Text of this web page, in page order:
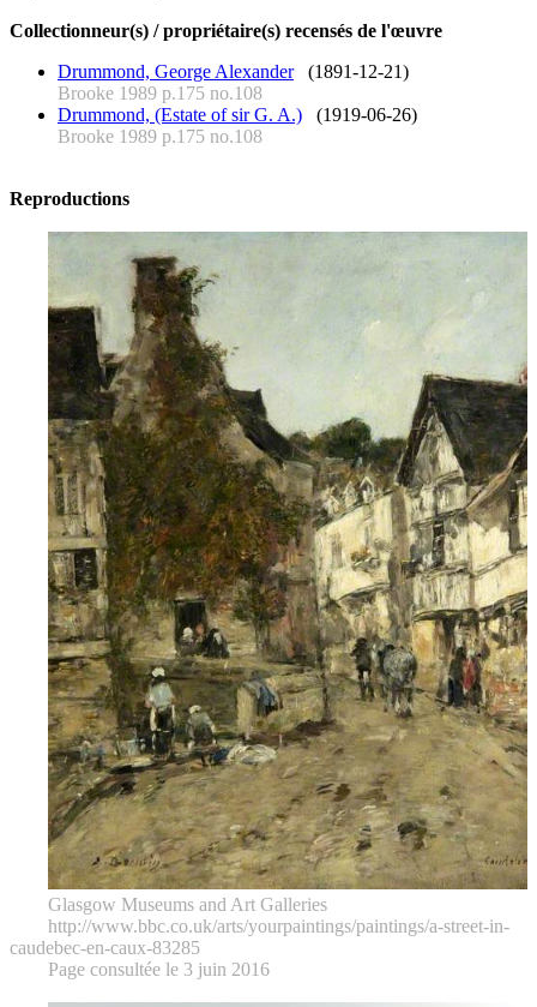
Collectionneur(s) / propriétaire(s) recensés de l'œuvre
Drummond, George Alexander(1891-12-21)
Brooke 1989 p.175 no.108
Drummond, (Estate of sir G. A.) (1919-06-26)
Brooke 1989 p.175 no.108
Reproductions
Glasgow Museums and Art Galleries
http://www.bbc.co.uk/arts/yourpaintings/paintings/a-street-in-
caudebec-en-caux-83285
Page consultée le 3 juin 2016